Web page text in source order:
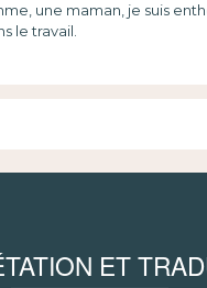
une maman, je suis
le travail.
ET